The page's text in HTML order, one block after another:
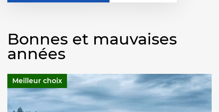
Bonnes et mauvaises
années
Meilleur choix